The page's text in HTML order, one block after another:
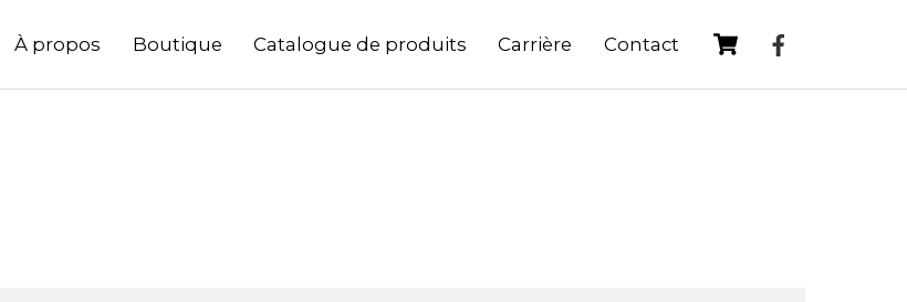
Cart
À propos Boutique Catalogue de produits Carrière Contact